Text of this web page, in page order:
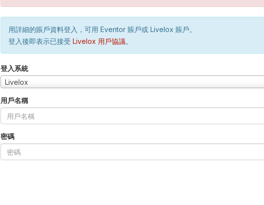
用詳細的賬戶資料登入，可用 Eventor 賬戶或 Livelox 賬戶。
登入後即表示已接受 Livelox 用戶協議。
登入系統
Livelox
用戶名稱
密碼